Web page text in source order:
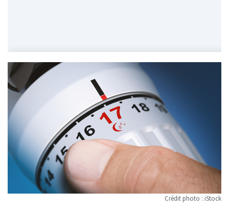
Crédit photo : iStock